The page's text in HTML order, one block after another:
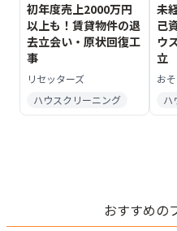
初年度売上2000万円
以上も！賃貸物件の退
去立会い・原状回復工
事
リセッターズ
ハウスクリーニング
未
己
ウ
立
お
ハ
おすすめの